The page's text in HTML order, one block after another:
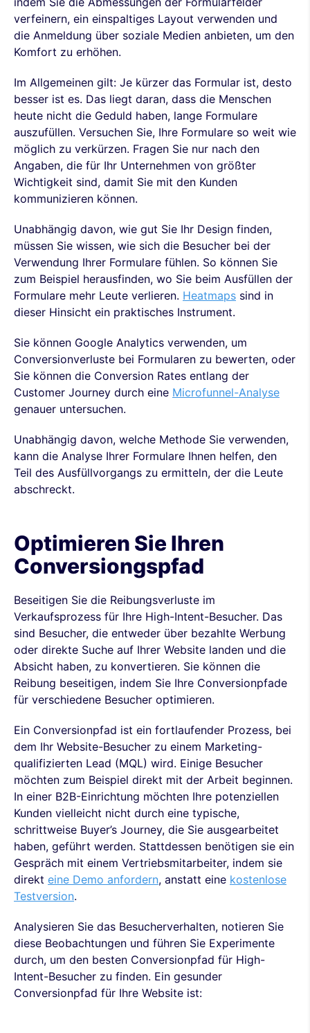
verfeinern, ein einspaltiges Layout verwenden und
die Anmeldung über soziale Medien anbieten, um den
Komfort zu erhöhen.
Im Allgemeinen gilt: Je kürzer das Formular ist, desto
besser ist es. Das liegt daran, dass die Menschen
heute nicht die Geduld haben, lange Formulare
auszufüllen. Versuchen Sie, Ihre Formulare so weit wie
möglich zu verkürzen. Fragen Sie nur nach den
Angaben, die für Ihr Unternehmen von größter
Wichtigkeit sind, damit Sie mit den Kunden
kommunizieren können.
Unabhängig davon, wie gut Sie Ihr Design finden,
müssen Sie wissen, wie sich die Besucher bei der
Verwendung Ihrer Formulare fühlen. So können Sie
zum Beispiel herausfinden, wo Sie beim Ausfüllen der
Formulare mehr Leute verlieren. Heatmaps sind in
dieser Hinsicht ein praktisches Instrument.
Sie können Google Analytics verwenden, um
Conversionverluste bei Formularen zu bewerten, oder
Sie können die Conversion Rates entlang der
Customer Journey durch eine Microfunnel-Analyse
genauer untersuchen.
Unabhängig davon, welche Methode Sie verwenden,
kann die Analyse Ihrer Formulare Ihnen helfen, den
Teil des Ausfüllvorgangs zu ermitteln, der die Leute
abschreckt.
Optimieren Sie Ihren
Conversiongspfad
Beseitigen Sie die Reibungsverluste im
Verkaufsprozess für Ihre High-Intent-Besucher. Das
sind Besucher, die entweder über bezahlte Werbung
oder direkte Suche auf Ihrer Website landen und die
Absicht haben, zu konvertieren. Sie können die
Reibung beseitigen, indem Sie Ihre Conversionpfade
für verschiedene Besucher optimieren.
Ein Conversionpfad ist ein fortlaufender Prozess, bei
dem Ihr Website-Besucher zu einem Marketing-
qualifizierten Lead (MQL) wird. Einige Besucher
möchten zum Beispiel direkt mit der Arbeit beginnen.
In einer B2B-Einrichtung möchten Ihre potenziellen
Kunden vielleicht nicht durch eine typische,
schrittweise Buyer’s Journey, die Sie ausgearbeitet
haben, geführt werden. Stattdessen benötigen sie ein
Gespräch mit einem Vertriebsmitarbeiter, indem sie
direkt eine Demo anfordern, anstatt eine kostenlose
Testversion.
Analysieren Sie das Besucherverhalten, notieren Sie
diese Beobachtungen und führen Sie Experimente
durch, um den besten Conversionpfad für High-
Intent-Besucher zu finden. Ein gesunder
Conversionpfad für Ihre Website ist: